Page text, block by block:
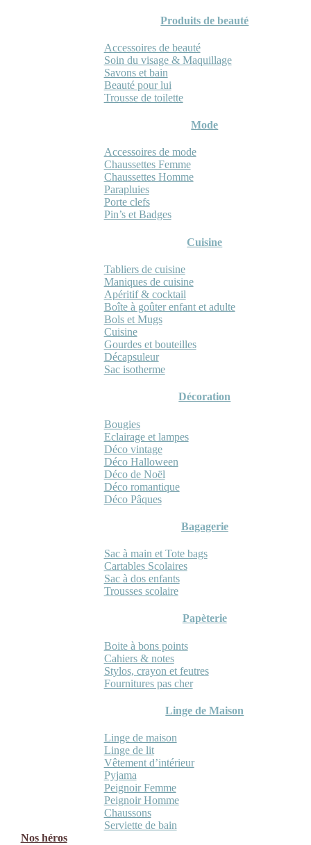
Produits de beauté
Accessoires de beauté
Soin du visage & Maquillage
Savons et bain
Beauté pour lui
Trousse de toilette
Mode
Accessoires de mode
Chaussettes Femme
Chaussettes Homme
Parapluies
Porte clefs
Pin’s et Badges
Cuisine
Tabliers de cuisine
Maniques de cuisine
Apéritif & cocktail
Boîte à goûter enfant et adulte
Bols et Mugs
Cuisine
Gourdes et bouteilles
Décapsuleur
Sac isotherme
Décoration
Bougies
Eclairage et lampes
Déco vintage
Déco Halloween
Déco de Noël
Déco romantique
Déco Pâques
Bagagerie
Sac à main et Tote bags
Cartables Scolaires
Sac à dos enfants
Trousses scolaire
Papèterie
Boite à bons points
Cahiers & notes
Stylos, crayon et feutres
Fournitures pas cher
Linge de Maison
Linge de maison
Linge de lit
Vêtement d’intérieur
Pyjama
Peignoir Femme
Peignoir Homme
Chaussons
Serviette de bain
Nos héros